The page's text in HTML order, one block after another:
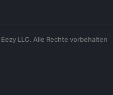
LLC. Alle Rechte vorbehalten